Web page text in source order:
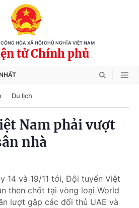
HÒA XÃ HỘI CHỦ NGHĨA VIỆT NAM
tử Chính phủ
Du lịch
Nam phải vượt
nhà
14 và 19/11 tới, Đội tuyển Việt
then chốt tại vòng loại World
lượt gặp các đối thủ UAE và